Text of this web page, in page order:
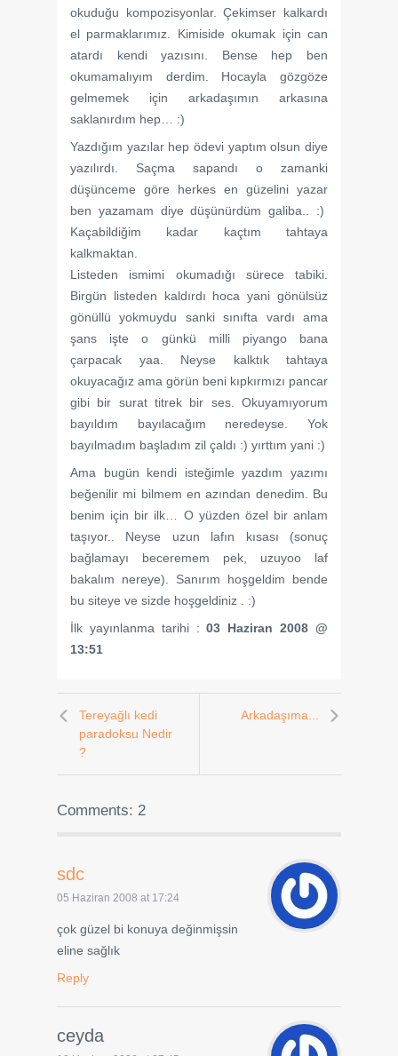
okuduğu kompozisyonlar. Çekimser kalkardı
el parmaklarımız. Kimiside okumak için can
atardı kendi yazısını. Bense hep ben
okumamalıyım derdim. Hocayla gözgöze
gelmemek için arkadaşımın arkasına
saklanırdım hep… :)
Yazdığım yazılar hep ödevi yaptım olsun diye
yazılırdı. Saçma sapandı o zamanki
düşünceme göre herkes en güzelini yazar
ben yazamam diye düşünürdüm galiba.. :)
Kaçabildiğim kadar kaçtım tahtaya
kalkmaktan.
Listeden ismimi okumadığı sürece tabiki.
Birgün listeden kaldırdı hoca yani gönülsüz
gönüllü yokmuydu sanki sınıfta vardı ama
şans işte o günkü milli piyango bana
çarpacak yaa. Neyse kalktık tahtaya
okuyacağız ama görün beni kıpkırmızı pancar
gibi bir surat titrek bir ses. Okuyamıyorum
bayıldım bayılacağım neredeyse. Yok
bayılmadım başladım zil çaldı :) yırttım yani :)
Ama bugün kendi isteğimle yazdım yazımı
beğenilir mi bilmem en azından denedim. Bu
benim için bir ilk… O yüzden özel bir anlam
taşıyor.. Neyse uzun lafın kısası (sonuç
bağlamayı beceremem pek, uzuyoo laf
bakalım nereye). Sanırım hoşgeldim bende
bu siteye ve sizde hoşgeldiniz . :)
İlk yayınlanma tarihi :03 Haziran 2008 @
13:51
Tereyağlı kedi
paradoksu Nedir
?
Arkadaşıma...
Comments: 2
sdc
05 Haziran 2008 at 17:24
çok güzel bi konuya değinmişsin
eline sağlık
Reply
ceyda